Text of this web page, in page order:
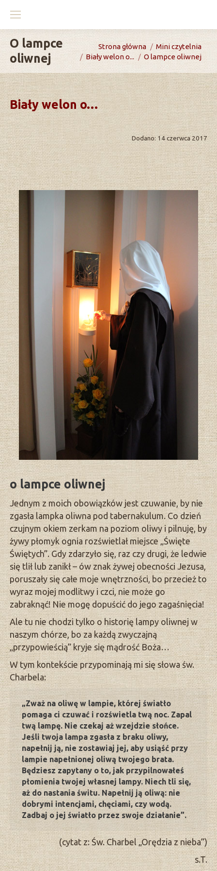
O lampce
oliwnej
You are here:Strona główna
Mini czytelnia
Biały welon o...
O lampce oliwnej
Biały welon o…
Dodano: 14 czerwca 2017
o lampce oliwnej
Jednym z moich obowiązków jest czuwanie, by nie
zgasła lampka oliwna pod tabernakulum. Co dzień
czujnym okiem zerkam na poziom oliwy i pilnuję, by
żywy płomyk ognia rozświetlał miejsce „Święte
Świętych”. Gdy zdarzyło się, raz czy drugi, że ledwie
się tlił lub zanikł – ów znak żywej obecności Jezusa,
poruszały się całe moje wnętrzności, bo przecież to
wyraz mojej modlitwy i czci, nie może go
zabraknąć! Nie mogę dopuścić do jego zagaśnięcia!
Ale tu nie chodzi tylko o historię lampy oliwnej w
naszym chórze, bo za każdą zwyczajną
„przypowieścią” kryje się mądrość Boża…
W tym kontekście przypominają mi się słowa św.
Charbela:
„Zważ na oliwę w lampie, której światło
pomaga ci czuwać i rozświetla twą noc. Zapal
twą lampę. Nie czekaj aż wzejdzie słońce.
Jeśli twoja lampa zgasła z braku oliwy,
napełnij ją, nie zostawiaj jej, aby usiąść przy
lampie napełnionej oliwą twojego brata.
Będziesz zapytany o to, jak przypilnowałeś
płomienia twojej własnej lampy. Niech tli się,
aż do nastania świtu. Napełnij ją oliwą: nie
dobrymi intencjami, chęciami, czy wodą.
Zadbaj o jej światło przez swoje działanie”.
(cytat z: Św. Charbel „Orędzia z nieba”)
s.T.